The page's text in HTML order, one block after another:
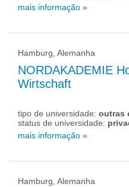
mais informação »
Hamburg, Alemanha
NORDAKADEMIE
Wirtschaft
tipo de universidade: outras
status de universidade:
mais informação »
Hamburg, Alemanha